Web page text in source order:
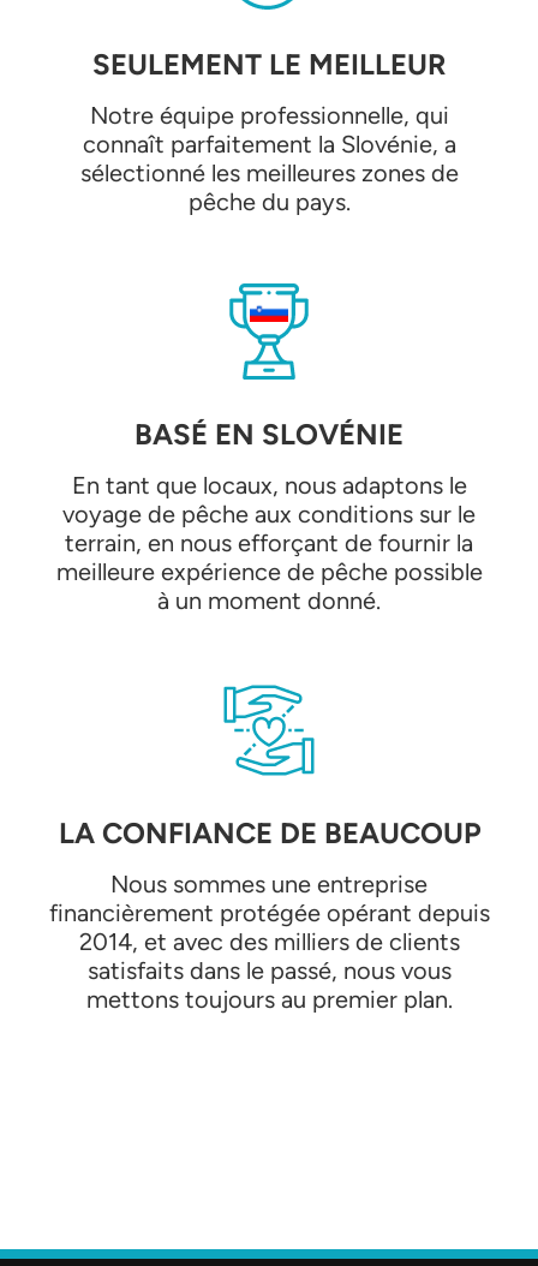
SEULEMENT LE MEILLEUR
Notre équipe professionnelle, qui
connaît parfaitement la Slovénie, a
sélectionné les meilleures zones de
pêche du pays.
BASÉ EN SLOVÉNIE
En tant que locaux, nous adaptons le
voyage de pêche aux conditions sur le
terrain, en nous efforçant de fournir la
meilleure expérience de pêche possible
à un moment donné.
LA CONFIANCE DE BEAUCOUP
Nous sommes une entreprise
financièrement protégée opérant depuis
2014, et avec des milliers de clients
satisfaits dans le passé, nous vous
mettons toujours au premier plan.